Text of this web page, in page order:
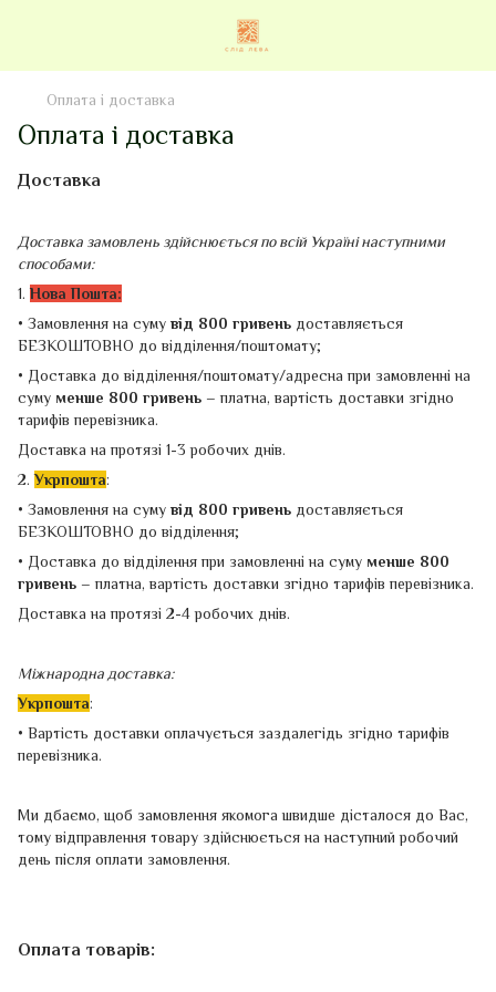
Оплата і доставка
Оплата і доставка
Доставка
Доставка замовлень здійснюється по всій Україні наступними
способами:
1. Нова Пошта:
• Замовлення на суму від 800 гривень доставляється
БЕЗКОШТОВНО до відділення/поштомату;
• Доставка до відділення/поштомату/адресна при замовленні на
суму менше 800 гривень –платна, вартість доставки згідно
тарифів перевізника.
Доставка на протязі 1-3 робочих днів.
2.Укрпошта:
• Замовлення на суму від 800 гривень доставляється
БЕЗКОШТОВНО до відділення;
• Доставка до відділення при замовленні на суму менше 800
гривень –платна, вартість доставки згідно тарифів перевізника.
Доставка на протязі 2-4 робочих днів.
Міжнародна доставка:
Укрпошта:
• Вартість доставки оплачується заздалегідь згідно тарифів
перевізника.
Ми дбаємо, щоб замовлення якомога швидше дісталося до Вас,
тому відправлення товару здійснюється на наступний робочий
день після оплати замовлення.
Оплата товарів: